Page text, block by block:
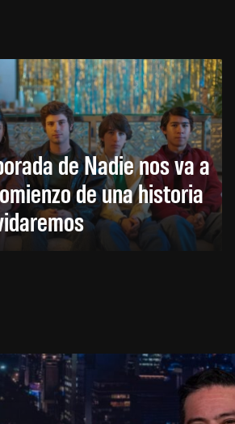
de Nadie nos va a
de una historia